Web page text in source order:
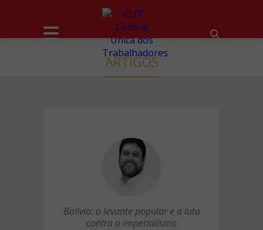
ARTIGOS
Bolívia: o levante popular e a luta
contra o imperialismo